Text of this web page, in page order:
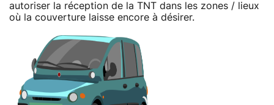
autoriser la réception de la TNT dans les zones / lieux
où la couverture laisse encore à désirer.